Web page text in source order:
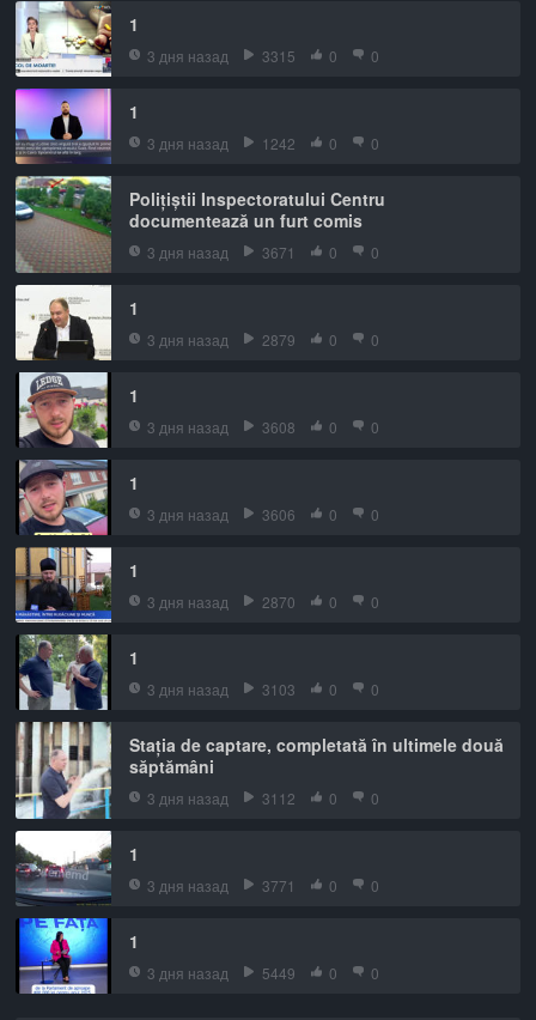
1
3 дня назад 3315 0 0
1
3 дня назад 1242 0 0
Polițiștii Inspectoratului Centru
documentează un furt comis
3 дня назад 3671 0 0
1
3 дня назад 2879 0 0
1
3 дня назад 3608 0 0
1
3 дня назад 3606 0 0
1
3 дня назад 2870 0 0
1
3 дня назад 3103 0 0
Stația de captare, completată în ultimele două
săptămâni
3 дня назад 3112 0 0
1
3 дня назад 3771 0 0
1
3 дня назад 5449 0 0